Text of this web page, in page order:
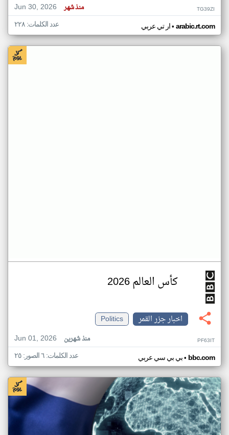
Jun 30, 2026
منذ شهر TG39ZI
ار تي عربي• arabic.rt.com عدد الكلمات: ٢٢٨
كأس العالم 2026
اخبار جزر القمر
Politics
Jun 01, 2026
منذ شهرين PF63IT
بي بي سي عربي• bbc.com عدد الكلمات: ٦ الصور: ٢٥